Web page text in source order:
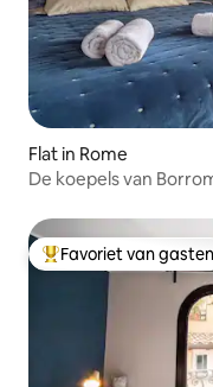
Flat in Rome
De koepels van
Topfavoriet van
Favoriet van gasten